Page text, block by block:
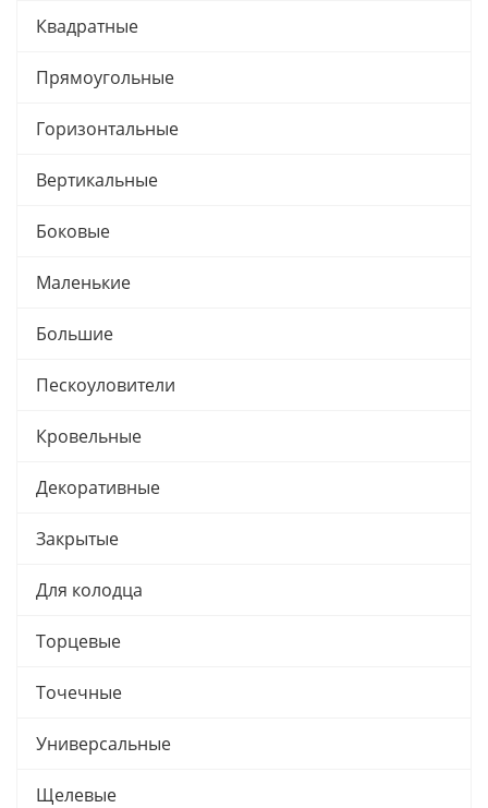
Квадратные
Прямоугольные
Горизонтальные
Вертикальные
Боковые
Маленькие
Большие
Пескоуловители
Кровельные
Декоративные
Закрытые
Для колодца
Торцевые
Точечные
Универсальные
Щелевые